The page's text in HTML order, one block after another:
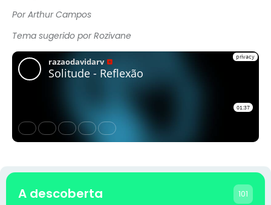
Por Arthur Campos
Tema sugerido por Rozivane
A descoberta 101